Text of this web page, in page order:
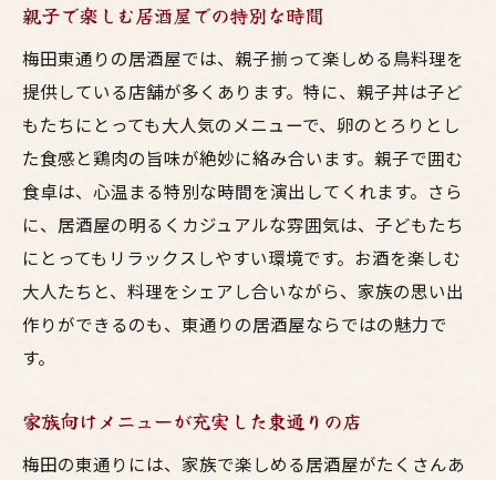
親子で楽しむ居酒屋での特別な時間
梅田東通りの居酒屋では、親子揃って楽しめる鳥料理を
提供している店舗が多くあります。特に、親子丼は子ど
もたちにとっても大人気のメニューで、卵のとろりとし
た食感と鶏肉の旨味が絶妙に絡み合います。親子で囲む
食卓は、心温まる特別な時間を演出してくれます。さら
に、居酒屋の明るくカジュアルな雰囲気は、子どもたち
にとってもリラックスしやすい環境です。お酒を楽しむ
大人たちと、料理をシェアし合いながら、家族の思い出
作りができるのも、東通りの居酒屋ならではの魅力で
す。
家族向けメニューが充実した東通りの店
梅田の東通りには、家族で楽しめる居酒屋がたくさんあ